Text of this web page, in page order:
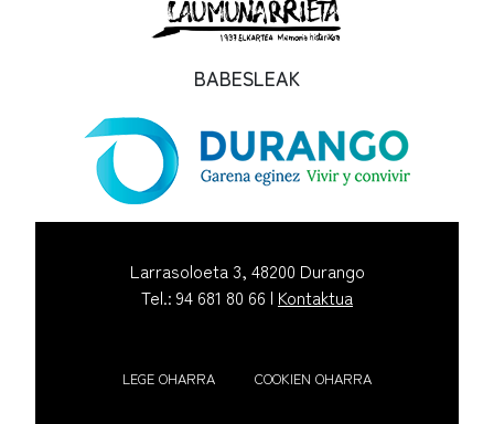
BABESLEAK
Larrasoloeta 3, 48200 Durango
Tel.: 94 681 80 66 | Kontaktua
LEGE OHARRA COOKIEN OHARRA